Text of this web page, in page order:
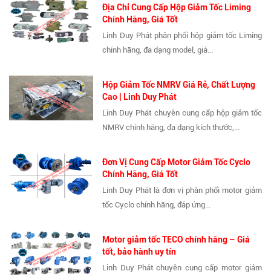
Địa Chỉ Cung Cấp Hộp Giảm Tốc Liming
Chính Hãng, Giá Tốt
Linh Duy Phát phân phối hộp giảm tốc Liming
chính hãng, đa dạng model, giá...
Hộp Giảm Tốc NMRV Giá Rẻ, Chất Lượng
Cao | Linh Duy Phát
Linh Duy Phát chuyên cung cấp hộp giảm tốc
NMRV chính hãng, đa dạng kích thước,...
Đơn Vị Cung Cấp Motor Giảm Tốc Cyclo
Chính Hãng, Giá Tốt
Linh Duy Phát là đơn vị phân phối motor giảm
tốc Cyclo chính hãng, đáp ứng...
Motor giảm tốc TECO chính hãng – Giá
tốt, bảo hành uy tín
Linh Duy Phát chuyên cung cấp motor giảm